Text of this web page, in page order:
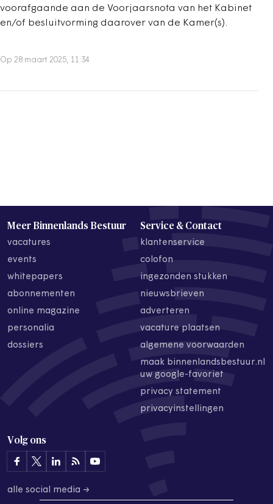
voorafgaande aan de Voorjaarsnota van het Kabinet
en/of besluitvorming daarover van de Kamer(s).
Op 28 maart 2025, 11:34
Meer Binnenlands Bestuur
vacatures
events
whitepapers
abonnementen
online magazine
personalia
dossiers
Service & Contact
klantenservice
colofon
ingezonden stukken
nieuwsbrieven
adverteren
vacature plaatsen
algemene voorwaarden
maak binnenlandsbestuur.nl
uw google-favoriet
privacy statement
privacyinstellingen
Volg ons
alle social media →